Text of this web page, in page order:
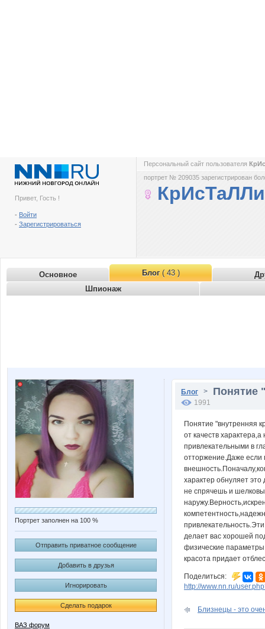
Привет, Гость !
- Войти
- Зарегистрироваться
Персональный сайт пользователя
портрет № 209035 зарегистрирован
Основное Блог( 43 )
Шпионаж
Портрет заполнен на 100 %
Отправить приватное сообщение
Добавить в друзья
Игнорировать
Сделать подарок
ВАЗ форум
Блог > Понятие
1991
Понятие "внутренняя
от качеств
привлекательными в
отторжение.Даже если
характер обнуляет
не спрячешь и
делает вас хорошей
физические
красота придает
Поделиться:
http://www.nn.ru/
Близнецы - это